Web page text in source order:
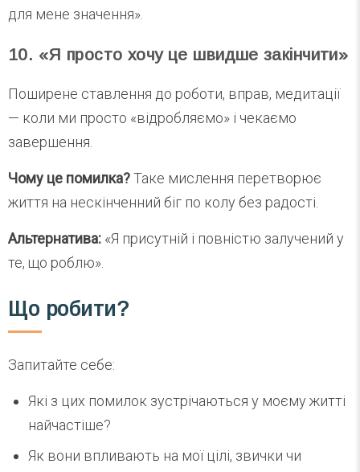
для мене значення».
10. «Я просто хочу це швидше закінчити»
Поширене ставлення до роботи, вправ, медитації
— коли ми просто «відробляємо» і чекаємо
завершення.
Чому це помилка?Таке мислення перетворює
життя на нескінченний біг по колу без радості.
Альтернатива: «Я присутній і повністю залучений у
те, що роблю».
Що робити?
Запитайте себе:
Які з цих помилок зустрічаються у моєму житті
найчастіше?
Як вони впливають на мої цілі, звички чи